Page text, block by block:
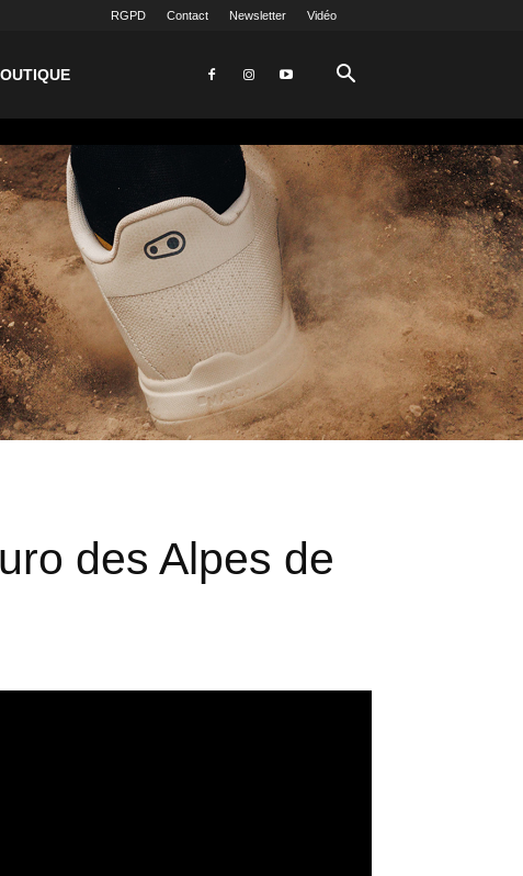
RGPD Contact Newsletter Vidéo
des Alpes de